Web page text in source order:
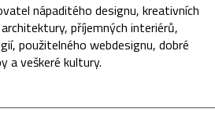
nápaditého designu, kreativních
příjemných interiérů,
použitelného webdesignu, dobré
a veškeré kultury.